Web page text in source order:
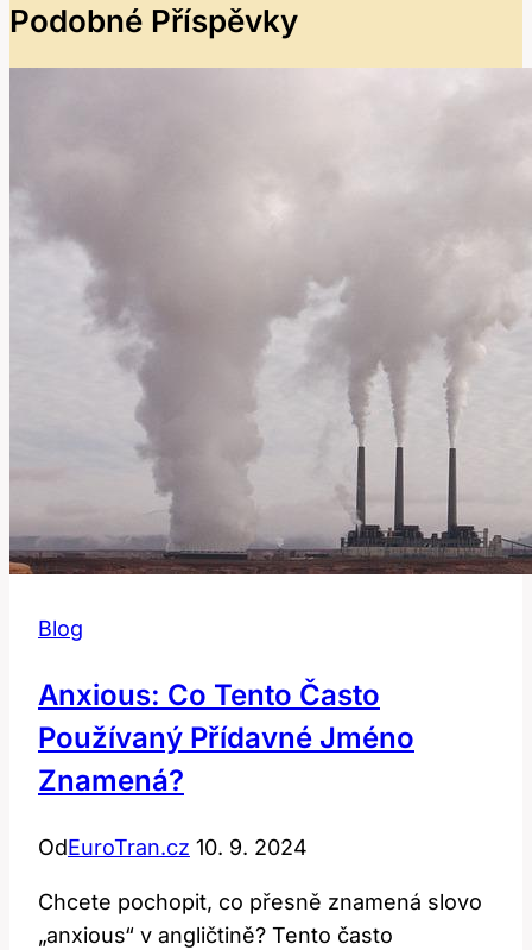
Podobné Příspěvky
Blog
Anxious: Co Tento Často
Používaný Přídavné Jméno
Znamená?
OdEuroTran.cz 10. 9. 2024
Chcete pochopit, co přesně znamená slovo
„anxious“ v angličtině? Tento často